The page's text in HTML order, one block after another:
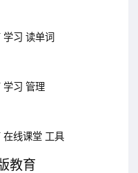
学习 读单词
学习 管理
在线课堂 工具
教育